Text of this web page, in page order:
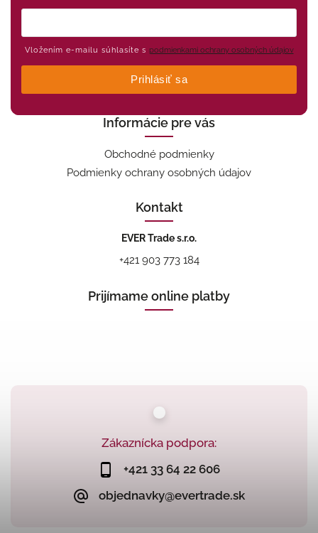
Zákaznícka podpora:
+421 33 64 22 606
objednavky@evertrade.sk
Vložením e-mailu súhlasíte s podmienkami ochrany osobných údajov
Prihlásiť sa
Informácie pre vás
Obchodné podmienky
Podmienky ochrany osobných údajov
Kontakt
EVER Trade s.r.o.
+421 903 773 184
Prijímame online platby